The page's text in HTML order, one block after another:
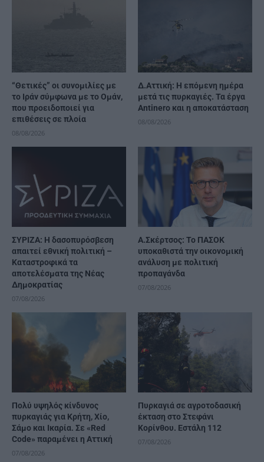
“Θετικές” οι συνομιλίες με
το Ιράν σύμφωνα με το Ομάν,
που προειδοποιεί για
επιθέσεις σε πλοία
08/08/2026
Δ.Αττική: Η επόμενη ημέρα
μετά τις πυρκαγιές. Τα έργα
Antinero και η αποκατάσταση
08/08/2026
ΣΥΡΙΖΑ: Η δασοπυρόσβεση
απαιτεί εθνική πολιτική –
Καταστροφικά τα
αποτελέσματα της Νέας
Δημοκρατίας
07/08/2026
Α.Σκέρτσος: Το ΠΑΣΟΚ
υποκαθιστά την οικονομική
ανάλυση με πολιτική
προπαγάνδα
07/08/2026
Πολύ υψηλός κίνδυνος
πυρκαγιάς για Κρήτη, Χίο,
Σάμο και Ικαρία. Σε «Red
Code» παραμένει η Αττική
07/08/2026
Πυρκαγιά σε αγροτοδασική
έκταση στο Στεφάνι
Κορίνθου. Εστάλη 112
07/08/2026